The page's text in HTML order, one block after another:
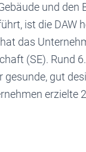
und den
ist die DAW
das
(SE). Rund
gut
erzielte